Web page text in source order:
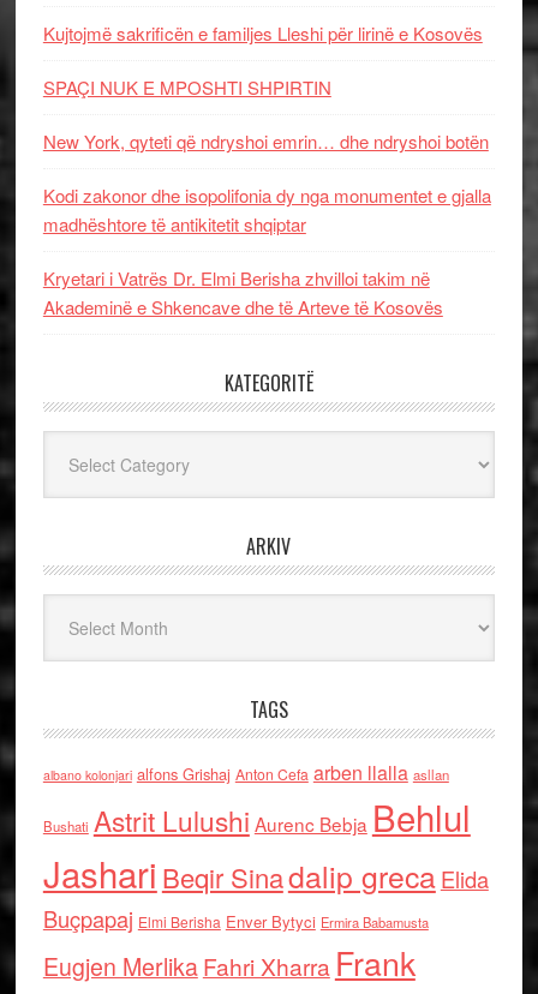
Kujtojmë sakrificën e familjes Lleshi për lirinë e Kosovës
SPAÇI NUK E MPOSHTI SHPIRTIN
New York, qyteti që ndryshoi emrin… dhe ndryshoi botën
Kodi zakonor dhe isopolifonia dy nga monumentet e gjalla
madhështore të antikitetit shqiptar
Kryetari i Vatrës Dr. Elmi Berisha zhvilloi takim në
Akademinë e Shkencave dhe të Arteve të Kosovës
KATEGORITË
ARKIV
TAGS
albano kolonjari alfons Grishaj Anton Cefa arben llalla asllan
Bushati Astrit Lulushi Aurenc Bebja Behlul
Jashari Beqir Sinadalip grecaElida
Buçpapaj Elmi Berisha Enver Bytyci Ermira Babamusta
Eugjen MerlikaFahri Xharra Frank